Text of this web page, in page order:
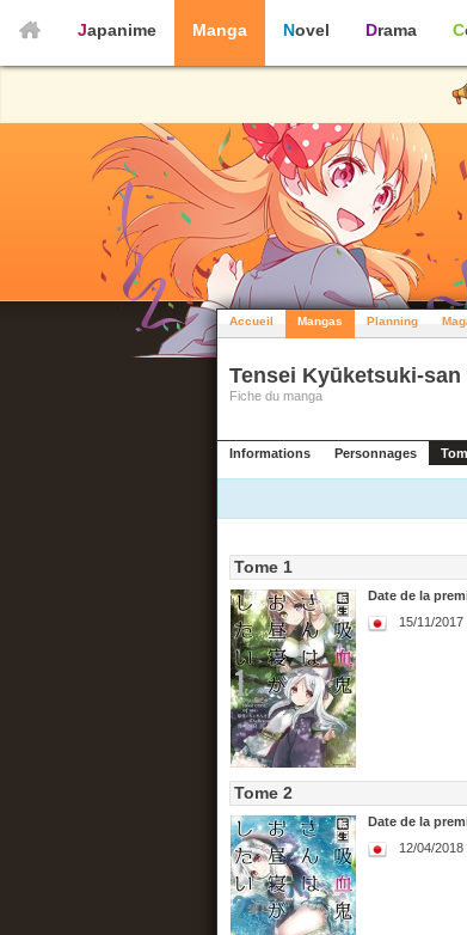
Japanime Manga Novel Drama
Accueil Mangas Planning
Tensei Kyūketsuki-
Fiche du manga
Informations Personnages
Tome 1
Date de la
15/11/2017
Tome 2
Date de la
12/04/2018